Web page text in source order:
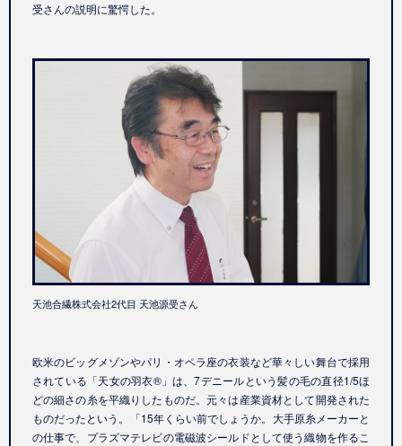
受さんの説明に驚愕した。
天池合繊株式会社2代目 天池源受さん
欧米のビッグメゾンやパリ・オペラ座の衣装など華々しい舞台で採用
されている「天女の羽衣®」は、7デニールという髪の毛の直径1/5ほ
どの細さの糸を平織りしたものだ。元々は産業資材として開発された
ものだったという。「15年くらい前でしょうか。大手原糸メーカーと
の仕事で、プラズマテレビの電磁波シールドとして使う織物を作るこ